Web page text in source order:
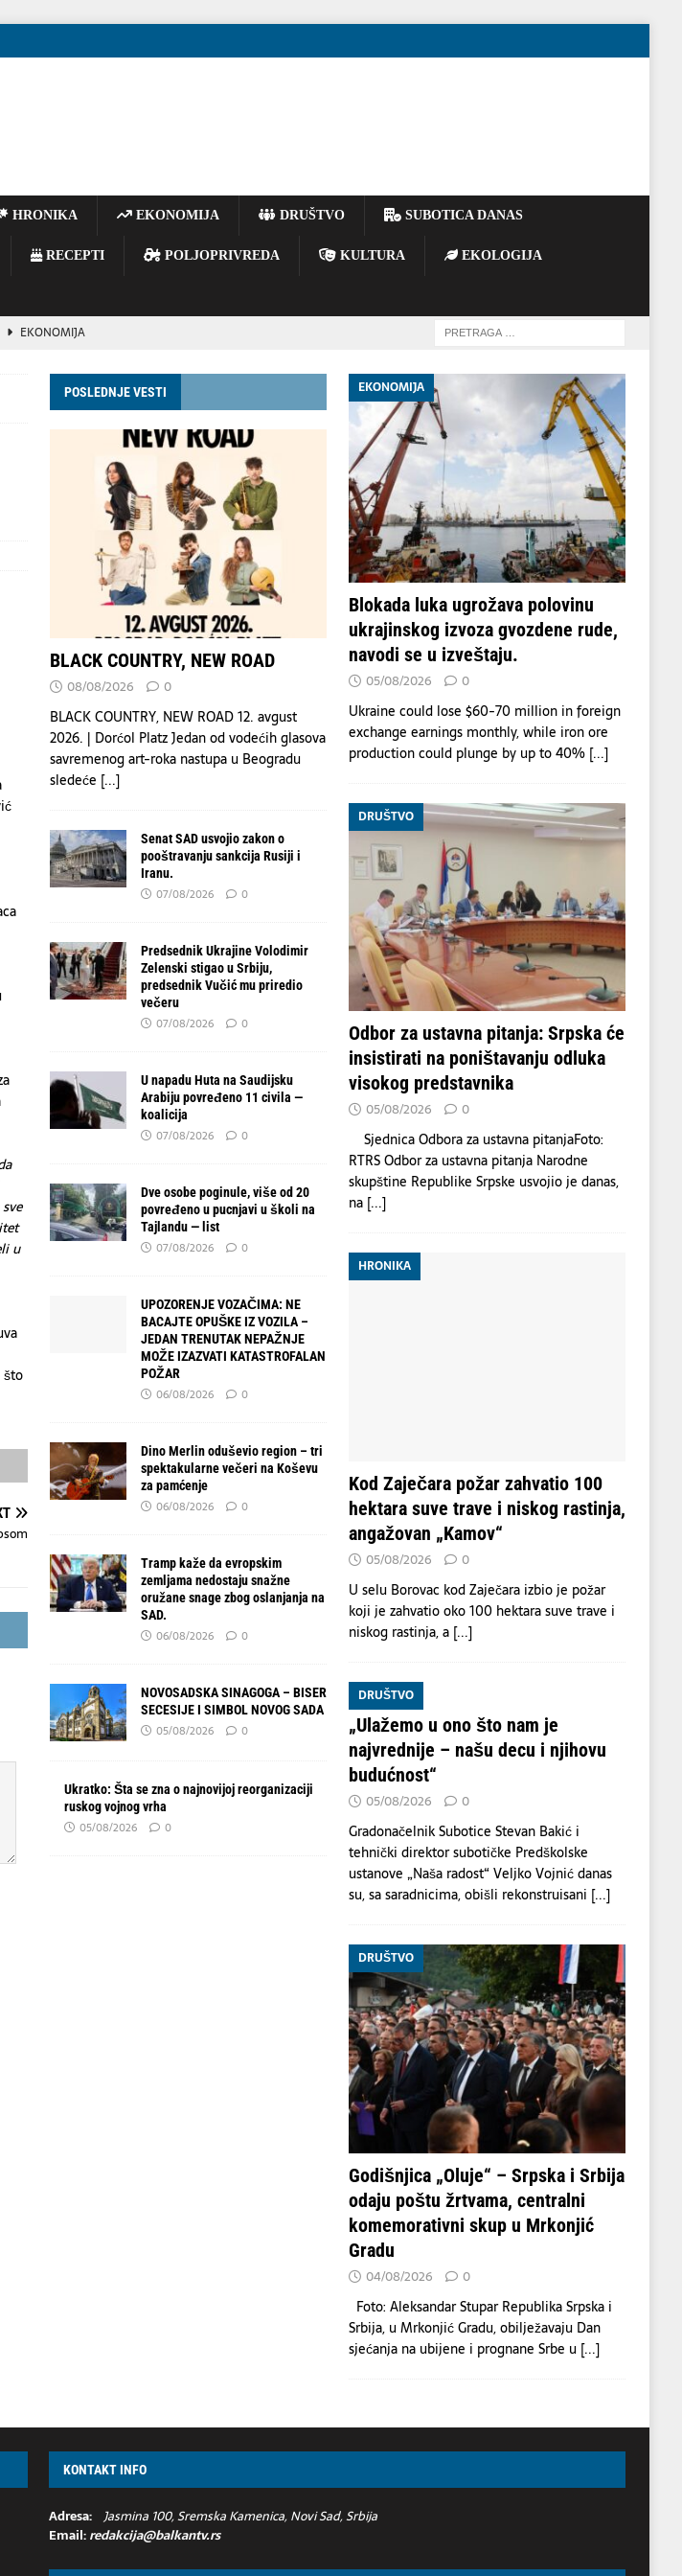
HRONIKA EKONOMIJA DRUŠTVO SUBOTICA DANAS
RECEPTI POLJOPRIVREDA KULTURA EKOLOGIJA
EKONOMIJA
VESTI
Tajlandu — list
HRONIKA
u
što
POSLEDNJE VESTI
BLACK COUNTRY, NEW ROAD
08/08/2026 0
BLACK COUNTRY, NEW ROAD 12. avgust
2026. | Dorćol Platz Jedan od vodećih glasova
savremenog art-roka nastupa u Beogradu
sledeće [...]
Senat SAD usvojio zakon o
pooštravanju sankcija Rusiji i
Iranu.
07/08/2026 0
Predsednik Ukrajine Volodimir
Zelenski stigao u Srbiju,
predsednik Vučić mu priredio
večeru
07/08/2026 0
U napadu Huta na Saudijsku
Arabiju povređeno 11 civila —
koalicija
07/08/2026 0
Dve osobe poginule, više od 20
povređeno u pucnjavi u školi na
Tajlandu — list
07/08/2026 0
UPOZORENJE VOZAČIMA: NE
BACAJTE OPUŠKE IZ VOZILA –
JEDAN TRENUTAK NEPAŽNJE
MOŽE IZAZVATI KATASTROFALAN
POŽAR
06/08/2026 0
Dino Merlin oduševio region – tri
spektakularne večeri na Koševu
za pamćenje
06/08/2026 0
Tramp kaže da evropskim
zemljama nedostaju snažne
oružane snage zbog oslanjanja na
SAD.
06/08/2026 0
NOVOSADSKA SINAGOGA – BISER
SECESIJE I SIMBOL NOVOG SADA
05/08/2026 0
Ukratko: Šta se zna o najnovijoj reorganizaciji
ruskog vojnog vrha
05/08/2026 0
EKONOMIJA
Blokada luka ugrožava polovinu
ukrajinskog izvoza gvozdene rude,
navodi se u izveštaju.
05/08/2026 0
Ukraine could lose $60-70 million in foreign
exchange earnings monthly, while iron ore
production could plunge by up to 40% [...]
DRUŠTVO
Odbor za ustavna pitanja: Srpska će
insistirati na poništavanju odluka
visokog predstavnika
05/08/2026 0
Sjednica Odbora za ustavna pitanjaFoto:
RTRS Odbor za ustavna pitanja Narodne
skupštine Republike Srpske usvojio je danas,
na [...]
HRONIKA
Kod Zaječara požar zahvatio 100
hektara suve trave i niskog rastinja,
angažovan „Kamov“
05/08/2026 0
U selu Borovac kod Zaječara izbio je požar
koji je zahvatio oko 100 hektara suve trave i
niskog rastinja, a [...]
DRUŠTVO
„Ulažemo u ono što nam je
najvrednije – našu decu i njihovu
budućnost“
05/08/2026 0
Gradonačelnik Subotice Stevan Bakić i
tehnički direktor subotičke Predškolske
ustanove „Naša radost“ Veljko Vojnić danas
su, sa saradnicima, obišli rekonstruisani [...]
DRUŠTVO
Godišnjica „Oluje“ – Srpska i Srbija
odaju poštu žrtvama, centralni
komemorativni skup u Mrkonjić
Gradu
04/08/2026 0
Foto: Aleksandar Stupar Republika Srpska i
Srbija, u Mrkonjić Gradu, obilježavaju Dan
sjećanja na ubijene i prognane Srbe u [...]
KONTAKT INFO
Adresa: Jasmina 100, Sremska Kamenica, Novi Sad, Srbija
Email:redakcija@balkantv.rs